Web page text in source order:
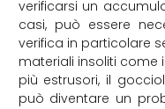
verificarsi un
casi, può essere
verifica in particolare
materiali insoliti come
più estrusori, il
può diventare un